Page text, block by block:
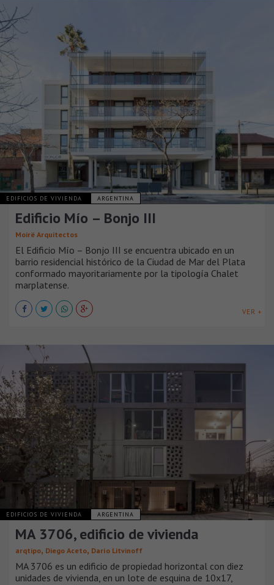
EDIFICIOS DE VIVIENDA ARGENTINA
Edificio Mío – Bonjo III
Moirë Arquitectos
El Edificio Mío – Bonjo III se encuentra ubicado en un
barrio residencial histórico de la Ciudad de Mar del Plata
conformado mayoritariamente por la tipología Chalet
marplatense.
VER +
EDIFICIOS DE VIVIENDA ARGENTINA
MA 3706, edificio de vivienda
arqtipo, Diego Aceto, Darío Litvinoff
MA 3706 es un edificio de propiedad horizontal con diez
unidades de vivienda, en un lote de esquina de 10x17,